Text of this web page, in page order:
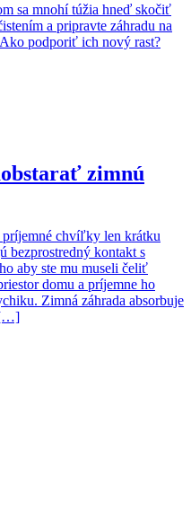
sa mnohí túžia hneď skočiť
a pripravte záhradu na
podporiť ich nový rast?
zimnú
chvíľky len krátku
bezprostredný kontakt s
aby ste mu museli čeliť
domu a príjemne ho
Zimná záhrada absorbuje
[…]